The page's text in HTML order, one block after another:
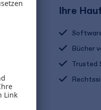
Ihre
Bücher
Trusted